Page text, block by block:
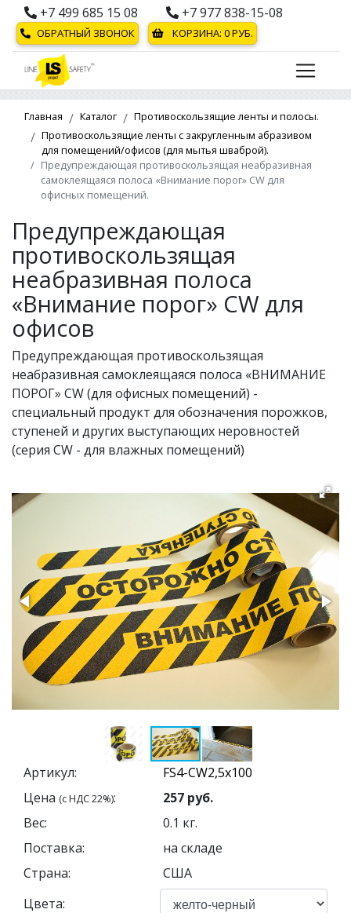
+7 499 685 15 08 +7 977 838-15-08
ОБРАТНЫЙ ЗВОНОК КОРЗИНА: 0РУБ.
Главная Каталог
Противоскользящие ленты и полосы.
Противоскользящие ленты с закругленным абразивом
для помещений/офисов (для мытья шваброй).
Предупреждающая противоскользящая неабразивная
самоклеящаяся полоса «Внимание порог» CW для
офисных помещений.
Предупреждающая
противоскользящая
неабразивная полоса
«Внимание порог» CW для
офисов
Предупреждающая противоскользящая
неабразивная самоклеящаяся полоса «ВНИМАНИЕ
ПОРОГ» CW (для офисных помещений) -
специальный продукт для обозначения порожков,
ступеней и других выступающих неровностей
(серия CW - для влажных помещений)
Артикул:
Цена (с НДС 22%): 257 руб.
Вес:
0.1 кг.
Поставка:
на складе
Страна:
США
Цвета: